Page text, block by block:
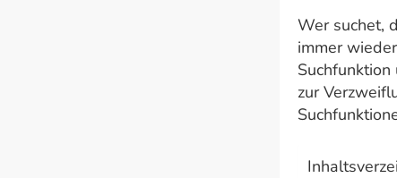
Wer suchet,
immer
zur